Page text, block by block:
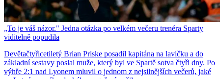
„To je váš názor." Jedna otázka po velkém večeru trenéra Sparty
viditelně popudila
Devětačtyřicetiletý Brian Priske posadil kapitána na lavičku a do
základní sestavy poslal muže, který byl ve Spartě sotva čtyři dny. Po
výhře 2:1 nad Lyonem mluvil o jednom z nejsilnějších večerů, jaké